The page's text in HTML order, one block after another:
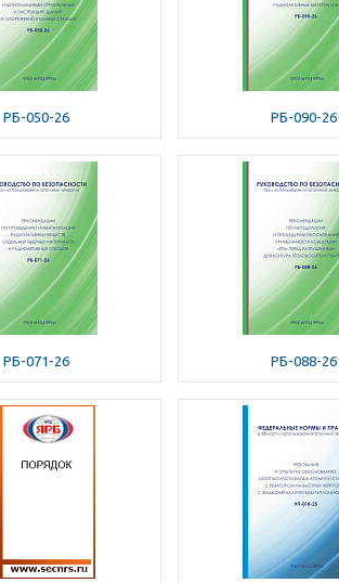
РБ-050-26 РБ-090-26
РБ-071-26 РБ-088-26